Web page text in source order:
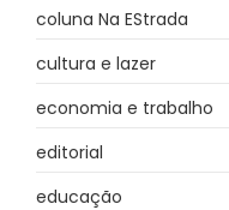
coluna Na EStrada
cultura e lazer
economia e trabalho
editorial
educação